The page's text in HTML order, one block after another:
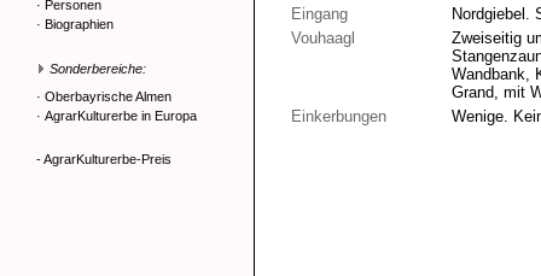
· Personen
· Biographien
Sonderbereiche:
· Oberbayrische Almen
· AgrarKulturerbe in Europa
- AgrarKulturerbe-Preis
Eingang
Nordgiebel.
Vouhaagl
Zweiseitig
Wandbank,
Grand, mit
Einkerbungen
Wenige.